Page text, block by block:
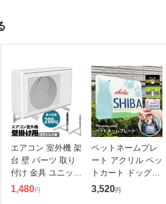
エアコン 室外機 架
台 壁 パーツ 取り
付け 金具 ユニット
取り付け金具 設置
1,480円
ペットネームプレ
ート アクリル ペッ
トカート ドッグラ
ン ペット名前プレ
3,520円